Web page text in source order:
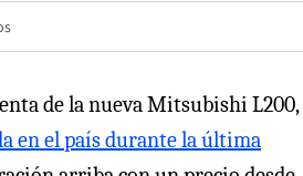
de la nueva Mitsubishi L200,
en el país durante la última